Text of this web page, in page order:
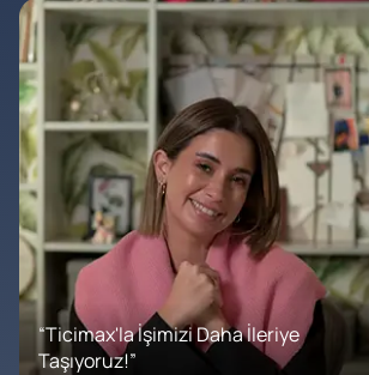
“Ticimax'la İşimizi Daha İleriye
Taşıyoruz!”